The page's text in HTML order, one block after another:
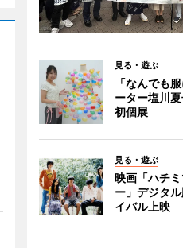
見る・遊ぶ
「なんでも
ーター塩川
初個展
見る・遊ぶ
映画「ハチ
ー」デジタ
イバル上映